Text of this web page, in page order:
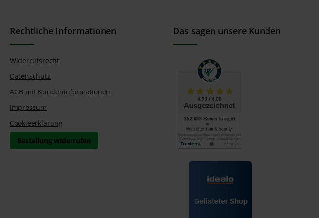
Rechtliche Informationen
Widerrufsrecht
Datenschutz
AGB mit Kundeninformationen
Impressum
Cookieerklärung
Bestellung widerrufen
Das sagen unsere Kunden